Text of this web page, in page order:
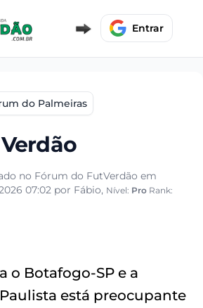
Entrar
do Palmeiras
no Fórum do FutVerdão em
07:02 por Fábio, Nível: Pro Rank:
o Botafogo-SP e a
está preocupante